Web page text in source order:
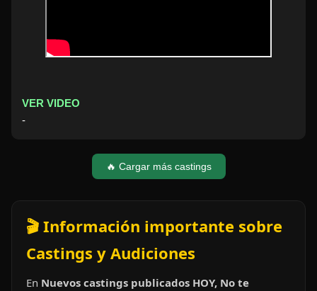
VER VIDEO
-
🔥 Cargar más castings
🎬 Información importante sobre
Castings y Audiciones
En Nuevos castings publicados HOY, No te